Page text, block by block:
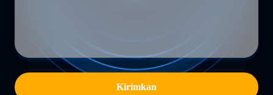
Kirimkan